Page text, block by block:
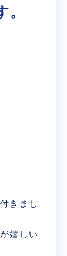
きまし
嬉しい